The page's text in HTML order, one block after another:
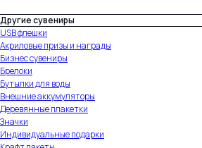
Другие сувениры
USB флешки
Акриловые призы и награды
Бизнес сувениры
Брелоки
Бутылки для воды
Внешние аккумуляторы
Деревянные плакетки
Значки
Индивидуальные подарки